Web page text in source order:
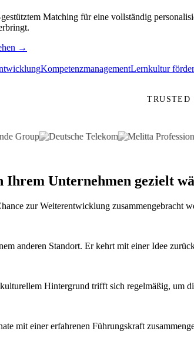
Matching für eine vollständig
→
KompetenzmanagementLernkultur
TRUSTED
Ihrem Unternehmen gezielt
zur Weiterentwicklung zusammengebracht
anderen Standort. Er kehrt mit einer Idee
Hintergrund trifft sich regelmäßig, um
mit einer erfahrenen Führungskraft